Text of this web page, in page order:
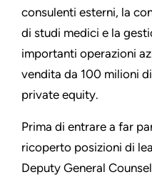
consulenti esterni, la
di studi medici e la
importanti operazioni
vendita da 100 milioni
private equity.
Prima di entrare a far
ricoperto posizioni di
Deputy General